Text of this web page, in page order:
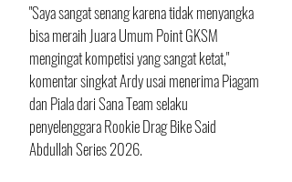
"Saya sangat senang karena tidak menyangka
bisa meraih Juara Umum Point GKSM
mengingat kompetisi yang sangat ketat,"
komentar singkat Ardy usai menerima Piagam
dan Piala dari Sana Team selaku
penyelenggara Rookie Drag Bike Said
Abdullah Series 2026.